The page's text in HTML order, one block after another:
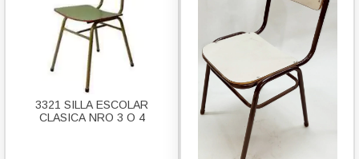
3321 SILLA ESCOLAR
CLASICA NRO 3 O 4